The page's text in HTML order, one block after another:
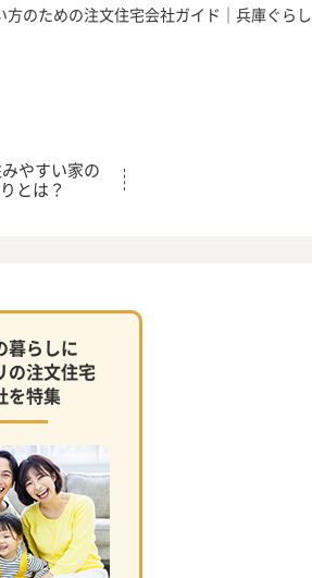
方のための注文住宅会社ガイド｜兵庫ぐらし
みやすい家の
とは？
暮らしに
の注文住宅
を特集